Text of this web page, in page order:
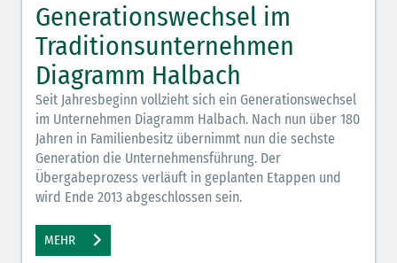
Generationswechsel im
Traditionsunternehmen
Diagramm Halbach
Seit Jahresbeginn vollzieht sich ein Generationswechsel
im Unternehmen Diagramm Halbach. Nach nun über 180
Jahren in Familienbesitz übernimmt nun die sechste
Generation die Unternehmensführung. Der
Übergabeprozess verläuft in geplanten Etappen und
wird Ende 2013 abgeschlossen sein.
MEHR